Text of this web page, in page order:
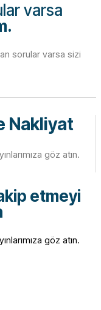
varsa
sorular varsa sizi
Nakliyat
göz atın.
etmeyi
göz atın.